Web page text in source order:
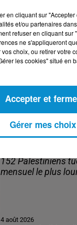
10h37
L’inflation recule à
Visas français :
Maroc et la
152 Palestiniens
mensuel le plus
4 août 2026
en cliquant sur "Accepter
et/ou partenaires
refuser en cliquant sur
ne s'appliqueront
choix, ou retirer votre
les cookies" situé en
Gérer mes choix
Accepter et